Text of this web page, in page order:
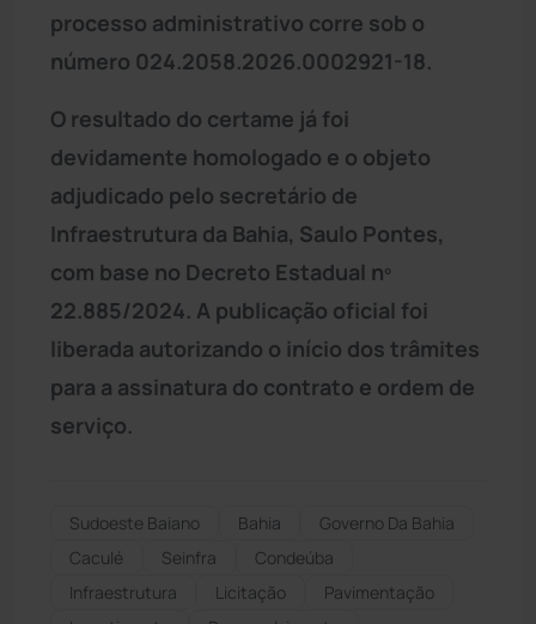
processo administrativo corre sob o
número 024.2058.2026.0002921-18.
O resultado do certame já foi
devidamente homologado e o objeto
adjudicado pelo secretário de
Infraestrutura da Bahia, Saulo Pontes,
com base no Decreto Estadual nº
22.885/2024. A publicação oficial foi
liberada autorizando o início dos trâmites
para a assinatura do contrato e ordem de
serviço.
Sudoeste Baiano Bahia
Governo Da Bahia
Caculé
Seinfra
Condeúba
Infraestrutura
Licitação
Pavimentação